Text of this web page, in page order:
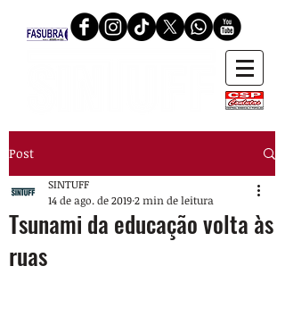
Post
Tsunami da educação volta às
ruas
SINTUFF
14 de ago. de 20192 min de leitura